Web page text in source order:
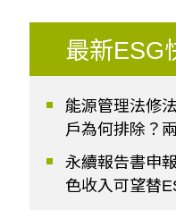
最新ESG
能源管理法修
戶為何排除？
永續報告書申
色收入可望替